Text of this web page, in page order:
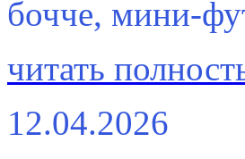
бочче, мини-
читать
12.04.2026